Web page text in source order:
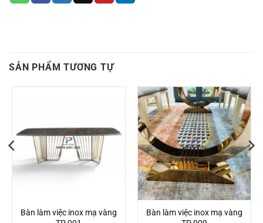
SẢN PHẨM TƯƠNG TỰ
Bàn làm việc inox mạ vàng
Bàn làm việc inox mạ vàng